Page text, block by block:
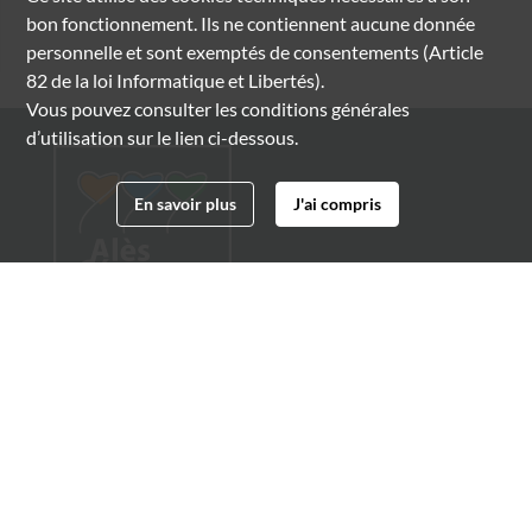
bon fonctionnement. Ils ne contiennent aucune donnée
personnelle et sont exemptés de consentements (Article
82 de la loi Informatique et Libertés).
Vous pouvez consulter les conditions générales
d’utilisation sur le lien ci-dessous.
En savoir plus J'ai compris